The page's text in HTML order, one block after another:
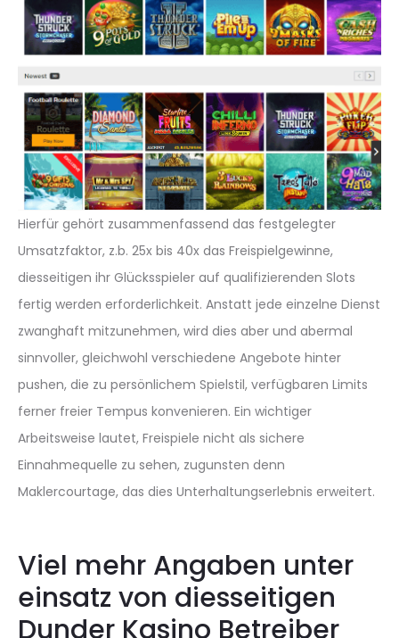
Hierfür gehört zusammenfassend das festgelegter
Umsatzfaktor, z.b. 25x bis 40x das Freispielgewinne,
diesseitigen ihr Glücksspieler auf qualifizierenden Slots
fertig werden erforderlichkeit. Anstatt jede einzelne Dienst
zwanghaft mitzunehmen, wird dies aber und abermal
sinnvoller, gleichwohl verschiedene Angebote hinter
pushen, die zu persönlichem Spielstil, verfügbaren Limits
ferner freier Tempus konvenieren. Ein wichtiger
Arbeitsweise lautet, Freispiele nicht als sichere
Einnahmequelle zu sehen, zugunsten denn
Maklercourtage, das dies Unterhaltungserlebnis erweitert.
Viel mehr Angaben unter
einsatz von diesseitigen
Dunder Kasino Betreiber